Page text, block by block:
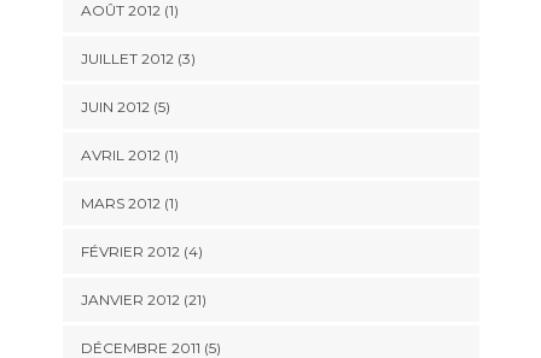
AOÛT 2012 (1)
JUILLET 2012 (3)
JUIN 2012 (5)
AVRIL 2012 (1)
MARS 2012 (1)
FÉVRIER 2012 (4)
JANVIER 2012 (21)
DÉCEMBRE 2011 (5)